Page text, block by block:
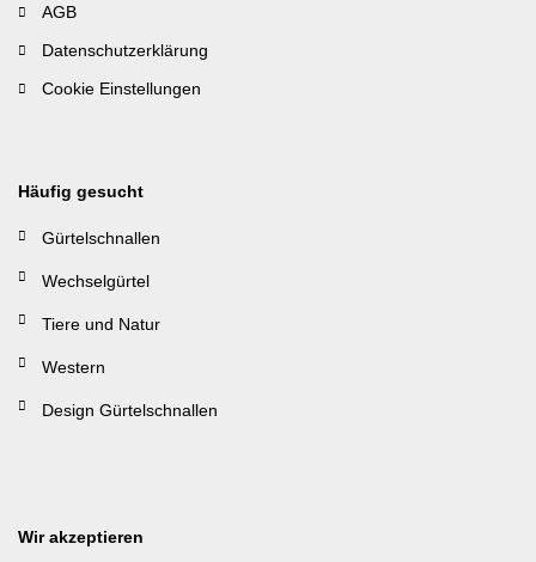
AGB
Datenschutzerklärung
Cookie Einstellungen
Häufig gesucht
Gürtelschnallen
Wechselgürtel
Tiere und Natur
Western
Design Gürtelschnallen
Wir akzeptieren